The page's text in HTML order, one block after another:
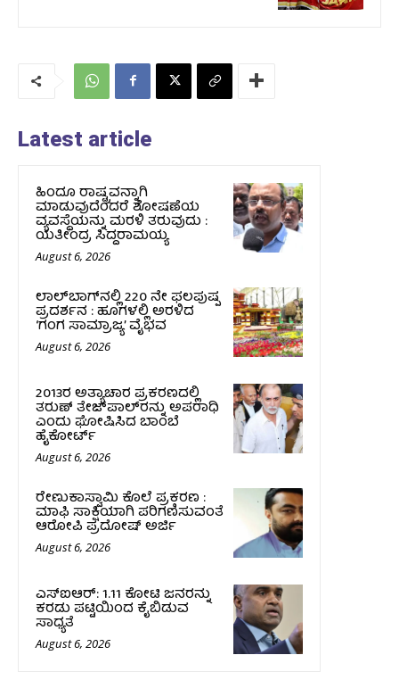
Latest article
ಹಿಂದೂ ರಾಷ್ಟ್ರವನ್ನಾಗಿ
ಮಾಡುವುದೆಂದರೆ ಶೋಷಣೆಯ
ವ್ಯವಸ್ಥೆಯನ್ನು ಮರಳಿ ತರುವುದು :
ಯತೀಂದ್ರ ಸಿದ್ದರಾಮಯ್ಯ
August 6, 2026
ಲಾಲ್‍ಬಾಗ್‍ನಲ್ಲಿ 220 ನೇ ಫಲಪುಷ್ಪ
ಪ್ರದರ್ಶನ : ಹೂಗಳಲ್ಲಿ ಅರಳಿದ
‘ಗಂಗ ಸಾಮ್ರಾಜ್ಯ’ ವೈಭವ
August 6, 2026
2013ರ ಅತ್ಯಾಚಾರ ಪ್ರಕರಣದಲ್ಲಿ
ತರುಣ್ ತೇಜ್‌ಪಾಲ್‌ರನ್ನು ಅಪರಾಧಿ
ಎಂದು ಘೋಷಿಸಿದ ಬಾಂಬೆ
ಹೈಕೋರ್ಟ್
August 6, 2026
ರೇಣುಕಾಸ್ವಾಮಿ ಕೊಲೆ ಪ್ರಕರಣ :
ಮಾಫಿ ಸಾಕ್ಷಿಯಾಗಿ ಪರಿಗಣಿಸುವಂತೆ
ಆರೋಪಿ ಪ್ರದೋಷ್‌ ಅರ್ಜಿ
August 6, 2026
ಎಸ್‌ಐಆರ್‌: 1.11 ಕೋಟಿ ಜನರನ್ನು
ಕರಡು ಪಟ್ಟಿಯಿಂದ ಕೈಬಿಡುವ
ಸಾಧ್ಯತೆ
August 6, 2026